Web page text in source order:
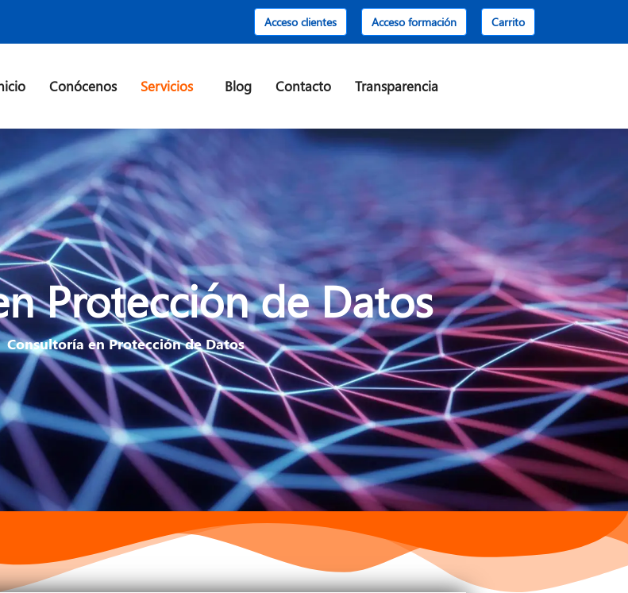
Acceso clientes Acceso formación Carrito
Conócenos Servicios Blog Contacto Transparencia
Protección de Datos
Consultoría en Protección de Datos